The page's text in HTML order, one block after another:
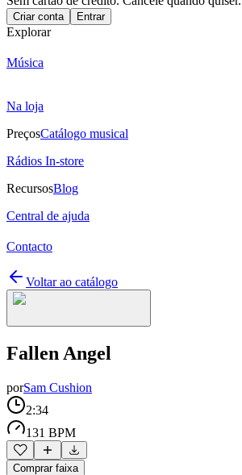
Criar conta Entrar
Explorar
Música
Na loja
PreçosCatálogo musical
Rádios In-store
RecursosBlog
Central de ajuda
Contacto
Voltar ao catálogo
Fallen Angel
porSam Cushion
2:34
131 BPM
Comprar faixa